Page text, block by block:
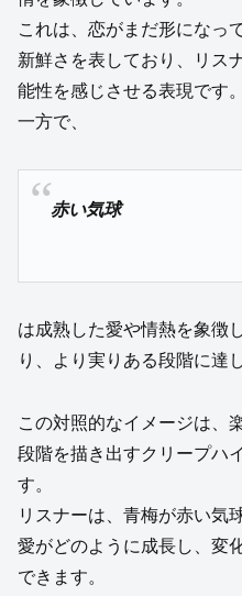
これは、恋がまだ形になっ
新鮮さを表しており、リス
能性を感じさせる表現です。
一方で、
赤い気球
は成熟した愛や情熱を象徴
り、より実りある段階に達
この対照的なイメージは、
段階を描き出すクリープハ
す。
リスナーは、青梅が赤い気
愛がどのように成長し、変
できます。